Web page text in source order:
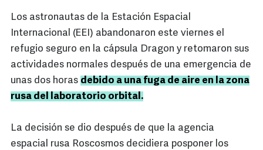
Los astronautas de la Estación Espacial
Internacional (EEI) abandonaron este viernes el
refugio seguro en la cápsula Dragon y retomaron sus
actividades normales después de una emergencia de
unas dos horas debido a una fuga de aire en la zona
rusa del laboratorio orbital.
La decisión se dio después de que la agencia
espacial rusa Roscosmos decidiera posponer los